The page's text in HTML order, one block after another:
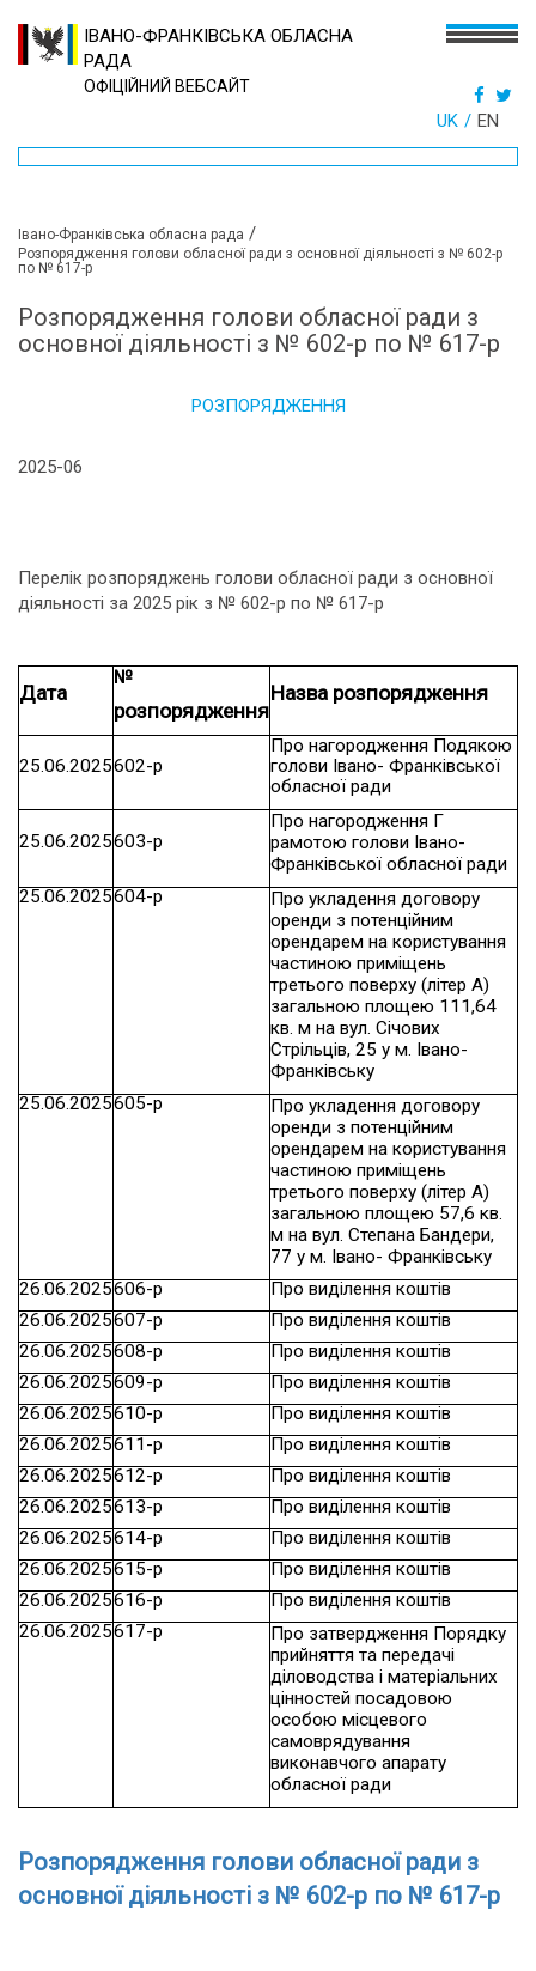
ІВАНО-ФРАНКІВСЬКА ОБЛАСНА
РАДА
ОФІЦІЙНИЙ ВЕБСАЙТ
UK EN
Івано-Франківська обласна рада /
Розпорядження голови обласної ради з основної діяльності з № 602-р
по № 617-р
Розпорядження голови обласної ради з
основної діяльності з № 602-р по № 617-р
РОЗПОРЯДЖЕННЯ
2025-06
Перелік розпоряджень голови обласної ради з основної
діяльності за 2025 рік з № 602-р по № 617-р
Дата
№
розпорядження
Назва розпорядження
25.06.2025602-р
Про нагородження Подякою
голови Івано- Франківської
обласної ради
25.06.2025603-р
Про нагородження Г
рамотою голови Івано-
Франківської обласної ради
25.06.2025604-р
Про укладення договору
оренди з потенційним
орендарем на користування
частиною приміщень
третього поверху (літер А)
загальною площею 111,64
кв. м на вул. Січових
Стрільців, 25 у м. Івано-
Франківську
25.06.2025605-р
Про укладення договору
оренди з потенційним
орендарем на користування
частиною приміщень
третього поверху (літер А)
загальною площею 57,6 кв.
м на вул. Степана Бандери,
77 у м. Івано- Франківську
26.06.2025606-р
Про виділення коштів
26.06.2025607-р
Про виділення коштів
26.06.2025608-р
Про виділення коштів
26.06.2025609-р
Про виділення коштів
26.06.2025610-р
Про виділення коштів
26.06.2025611-р
Про виділення коштів
26.06.2025612-р
Про виділення коштів
26.06.2025613-р
Про виділення коштів
26.06.2025614-р
Про виділення коштів
26.06.2025615-р
Про виділення коштів
26.06.2025616-р
Про виділення коштів
26.06.2025617-р
Про затвердження Порядку
прийняття та передачі
діловодства і матеріальних
цінностей посадовою
особою місцевого
самоврядування
виконавчого апарату
обласної ради
Розпорядження голови обласної ради з
основної діяльності з № 602-р по № 617-р